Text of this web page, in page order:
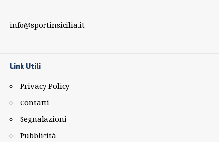
info@sportinsicilia.it
Link Utili
Privacy Policy
Contatti
Segnalazioni
Pubblicità